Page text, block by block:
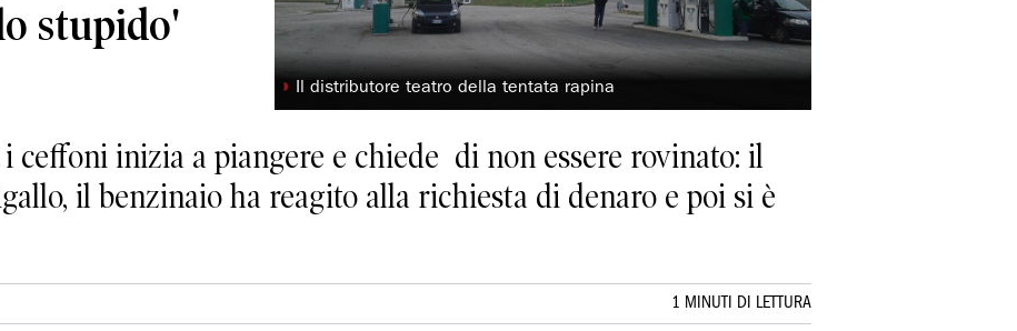
stupido'
◗ Il distributore teatro della tentata rapina
ceffoni inizia a piangere e chiede di non essere rovinato: il
il benzinaio ha reagito alla richiesta di denaro e poi si è
1 MINUTI DI LETTURA